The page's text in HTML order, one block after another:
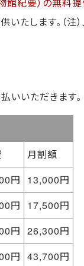
たします。（注
いいただきます。
月割額
円
13,000円
円
17,500円
円 26,300円
円 43,700円